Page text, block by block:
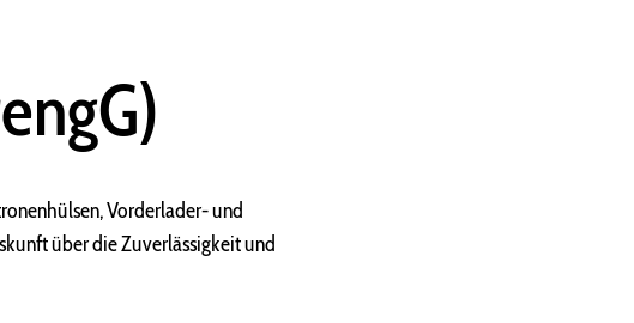
Vorderlader- und
über die Zuverlässigkeit und